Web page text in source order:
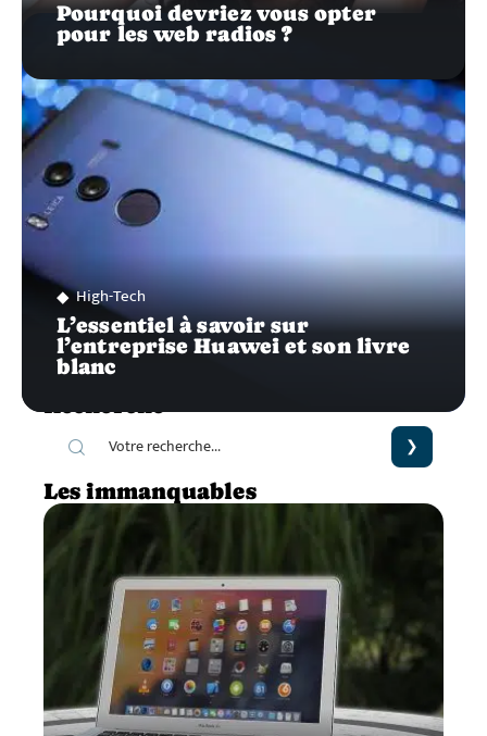
Pourquoi devriez vous opter
pour les web radios ?
High-Tech
L’essentiel à savoir sur
l’entreprise Huawei et son livre
blanc
Recherche
Les immanquables